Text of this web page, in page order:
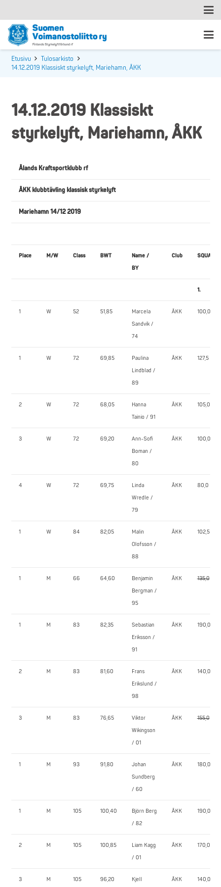
Etusivu
Tulosarkisto
14.12.2019 Klassiskt styrkelyft, Mariehamn, ÅKK
14.12.2019 Klassiskt
styrkelyft, Mariehamn, ÅKK
Ålands Kraftsportklubb rf
ÅKK klubbtävling klassisk styrkelyft
Mariehamn 14/12 2019
Place M/W Class BWT
Name /
BY
Club SQUAT
1.
1 W 52 51,85
Marcela
Sandvik /
74
ÅKK 100,0
1 W 72 69,85
Paulina
Lindblad /
89
ÅKK 127,5
2 W 72 68,05
Hanna
Tainio / 91
ÅKK 105,0
3 W 72 69,20
Ann-Sofi
Boman /
80
ÅKK 100,0
4 W 72 69,75
Linda
Wredle /
79
ÅKK 80,0
1 W 84 82,05
Malin
Olofsson /
88
ÅKK 102,5
1 M 66 64,60
Benjamin
Bergman /
95
ÅKK 135,0
1 M 83 82,35
Sebastian
Eriksson /
91
ÅKK 190,0
2 M 83 81,60
Frans
Erikslund /
98
ÅKK 140,0
3 M 83 76,65
Viktor
Wikingson
/ 01
ÅKK 155,0
1 M 93 91,80
Johan
Sundberg
/ 60
ÅKK 180,0
1 M 105 100,40
Björn Berg
/ 82
ÅKK 190,0
2 M 105 100,85
Liam Kagg
/ 01
ÅKK 170,0
3 M 105 96,20 Kjell ÅKK 140,0